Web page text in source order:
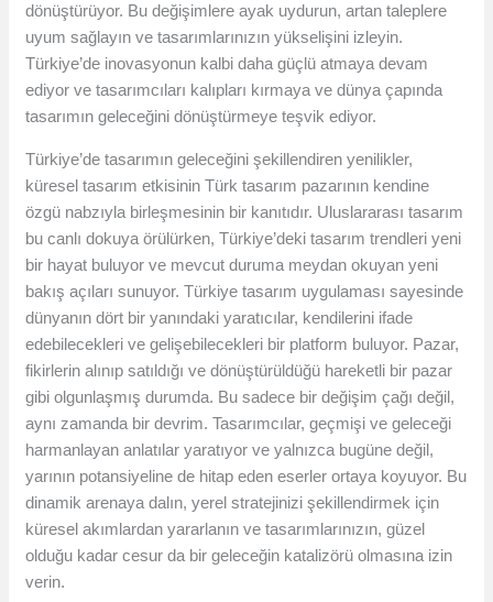
dönüştürüyor. Bu değişimlere ayak uydurun, artan taleplere
uyum sağlayın ve tasarımlarınızın yükselişini izleyin.
Türkiye’de inovasyonun kalbi daha güçlü atmaya devam
ediyor ve tasarımcıları kalıpları kırmaya ve dünya çapında
tasarımın geleceğini dönüştürmeye teşvik ediyor.
Türkiye’de tasarımın geleceğini şekillendiren yenilikler,
küresel tasarım etkisinin Türk tasarım pazarının kendine
özgü nabzıyla birleşmesinin bir kanıtıdır. Uluslararası tasarım
bu canlı dokuya örülürken, Türkiye’deki tasarım trendleri yeni
bir hayat buluyor ve mevcut duruma meydan okuyan yeni
bakış açıları sunuyor. Türkiye tasarım uygulaması sayesinde
dünyanın dört bir yanındaki yaratıcılar, kendilerini ifade
edebilecekleri ve gelişebilecekleri bir platform buluyor. Pazar,
fikirlerin alınıp satıldığı ve dönüştürüldüğü hareketli bir pazar
gibi olgunlaşmış durumda. Bu sadece bir değişim çağı değil,
aynı zamanda bir devrim. Tasarımcılar, geçmişi ve geleceği
harmanlayan anlatılar yaratıyor ve yalnızca bugüne değil,
yarının potansiyeline de hitap eden eserler ortaya koyuyor. Bu
dinamik arenaya dalın, yerel stratejinizi şekillendirmek için
küresel akımlardan yararlanın ve tasarımlarınızın, güzel
olduğu kadar cesur da bir geleceğin katalizörü olmasına izin
verin.